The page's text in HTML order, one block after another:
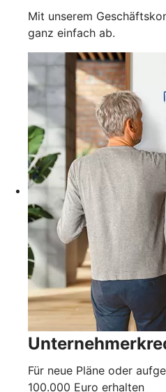
Mit unserem
ganz einfach ab.
Für neue Pläne oder
100.000 Euro erhalten